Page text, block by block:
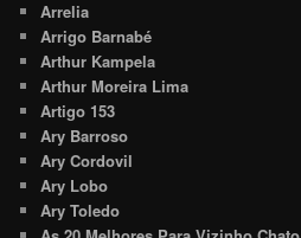
Arrelia
Arrigo Barnabé
Arthur Kampela
Arthur Moreira Lima
Artigo 153
Ary Barroso
Ary Cordovil
Ary Lobo
Ary Toledo